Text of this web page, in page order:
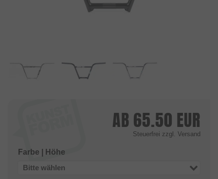
AB65.50 EUR
Steuerfrei zzgl. Versand
Farbe | Höhe
Bitte wählen